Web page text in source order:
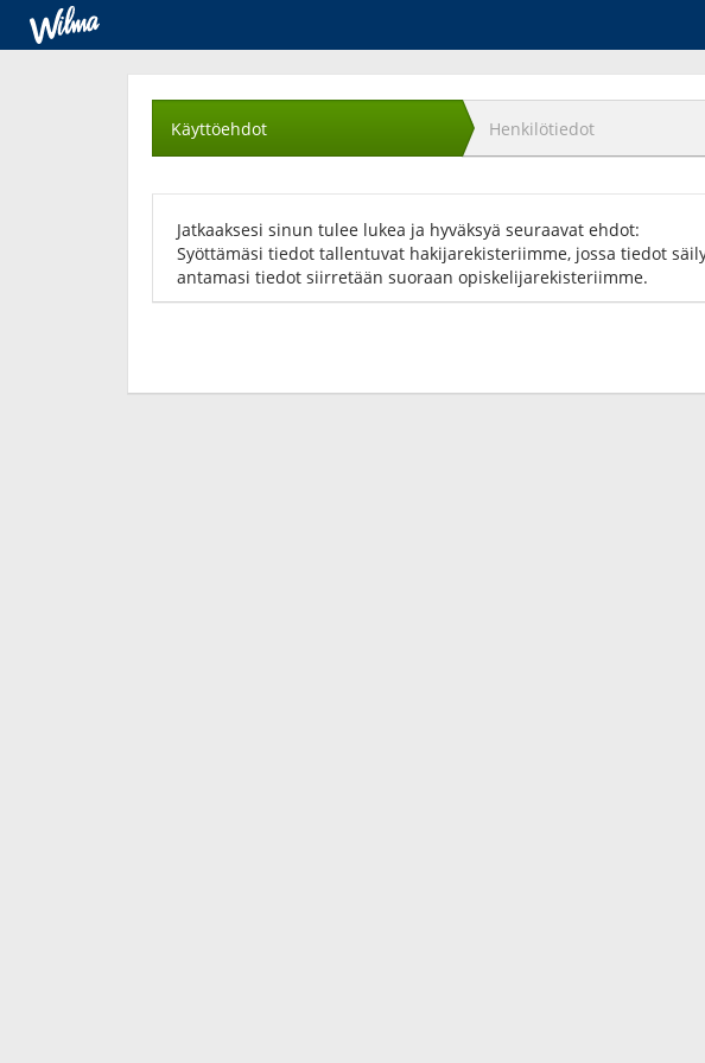
Käyttöehtojen
hyväksyminen
Käyttöehdot Henkilötiedot
Jatkaaksesi sinun tulee lukea ja hyväksyä seuraavat ehdot:
Syöttämäsi tiedot tallentuvat hakijarekisteriimme, jossa tiedot
antamasi tiedot siirretään suoraan opiskelijarekisteriimme.